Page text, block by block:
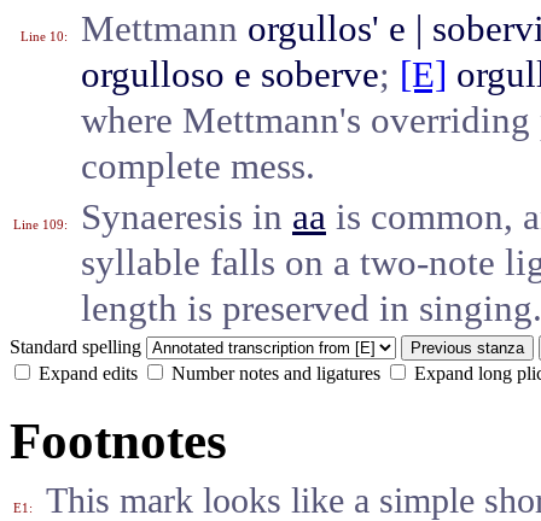
Line 10: Mettmann orgullos' e |
orgulloso e soberve; [E]
where Mettmann's
complete mess.
Line 109: Synaeresis in aa is common,
syllable falls on a two-note
length is preserved in singing.
Standard spelling Previous stanza
Expand edits Number notes and ligatures Expand long
Footnotes
E1:
This mark looks like a simple